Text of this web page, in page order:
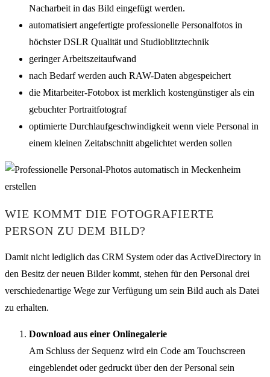
Nacharbeit in das Bild eingefügt werden.
automatisiert angefertigte professionelle Personalfotos in
höchster DSLR Qualität und Studioblitztechnik
geringer Arbeitszeitaufwand
nach Bedarf werden auch RAW-Daten abgespeichert
die Mitarbeiter-Fotobox ist merklich kostengünstiger als ein
gebuchter Portraitfotograf
optimierte Durchlaufgeschwindigkeit wenn viele Personal in
einem kleinen Zeitabschnitt abgelichtet werden sollen
WIE KOMMT DIE FOTOGRAFIERTE
PERSON ZU DEM BILD?
Damit nicht lediglich das CRM System oder das ActiveDirectory in
den Besitz der neuen Bilder kommt, stehen für den Personal drei
verschiedenartige Wege zur Verfügung um sein Bild auch als Datei
zu erhalten.
Download aus einer Onlinegalerie
Am Schluss der Sequenz wird ein Code am Touchscreen
eingeblendet oder gedruckt über den der Personal sein